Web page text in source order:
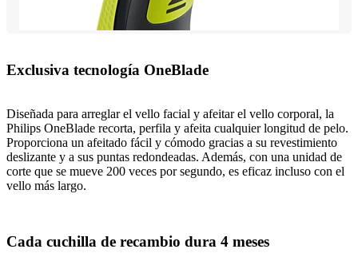
Exclusiva tecnología OneBlade
Diseñada para arreglar el vello facial y afeitar el vello corporal, la
Philips OneBlade recorta, perfila y afeita cualquier longitud de pelo.
Proporciona un afeitado fácil y cómodo gracias a su revestimiento
deslizante y a sus puntas redondeadas. Además, con una unidad de
corte que se mueve 200 veces por segundo, es eficaz incluso con el
vello más largo.
Cada cuchilla de recambio dura 4 meses